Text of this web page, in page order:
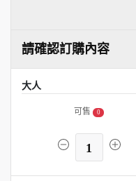
請確認訂購內容
大人
可售 0
1